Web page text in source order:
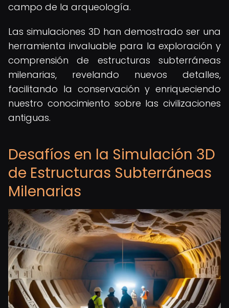
campo de la arqueología.
Las simulaciones 3D han demostrado ser una
herramienta invaluable para la exploración y
comprensión de estructuras subterráneas
milenarias, revelando nuevos detalles,
facilitando la conservación y enriqueciendo
nuestro conocimiento sobre las civilizaciones
antiguas.
Desafíos en la Simulación 3D
de Estructuras Subterráneas
Milenarias